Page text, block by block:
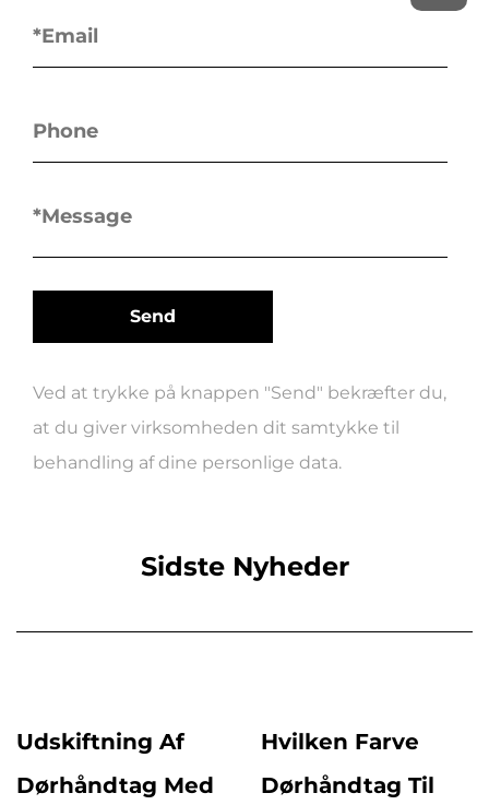
Ved at trykke på knappen "Send" bekræfter du,
at du giver virksomheden dit samtykke til
behandling af dine personlige data.
Sidste Nyheder
Udskiftning Af
Dørhåndtag Med
Hvilken Farve
Dørhåndtag Til